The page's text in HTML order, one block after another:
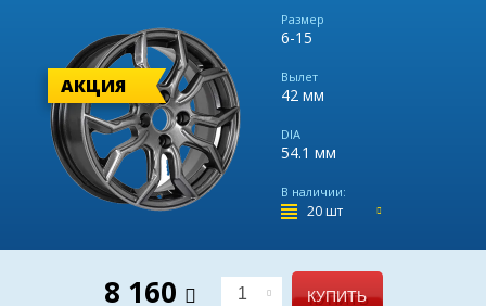
Размер
6-15
Вылет
42 мм
DIA
54.1 мм
В наличии:
20 шт
АКЦИЯ
8 160 1 КУПИТЬ